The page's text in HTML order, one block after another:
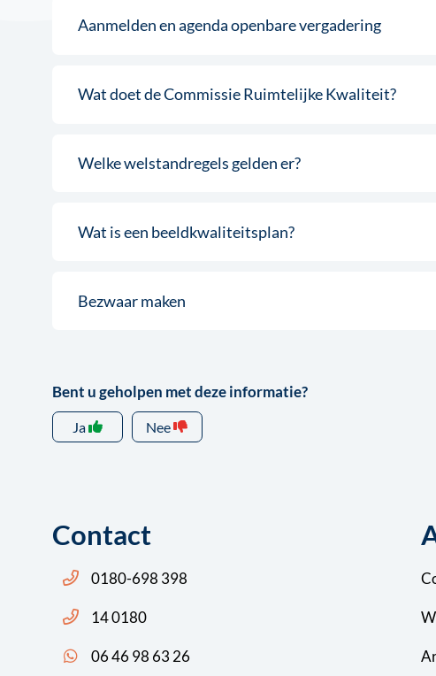
Aanmelden en agenda openbare vergadering
Wat doet de Commissie Ruimtelijke Kwaliteit?
Welke welstandregels gelden er?
Wat is een beeldkwaliteitsplan?
Bezwaar maken
Bent u geholpen met deze informatie?
Ja Nee
Contact
Bel ons: 14 0180
0180-698 398
Bel ons: 14 0180
14 0180
App ons: 06 46 98 63 26 (WhatsApp)
06 46 98 63 26